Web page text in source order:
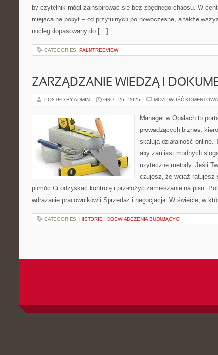
by czytelnik mógł zainspirować się bez zbędnego chaosu. W
miejsca na pobyt – od przytulnych po nowoczesne, a także
nocleg dopasowany do […]
CATEGORIES: PALMTREEVIEW
ZARZĄDZANIE WIEDZĄ I
POSTED BY ADMIN GRU - 26 - 2025 MOŻLIWOŚĆ
Manager w Opałach to
prowadzących biznes,
skalują działalność online.
aby zamiast modnych
użyteczne metody. Jeśli
czujesz, że wciąż ratujesz
pomóc Ci odzyskać kontrolę i przełożyć zamieszanie na plan.
wdrażanie pracowników i Sprzedaż i negocjacje. W świecie, w
CATEGORIES: HISTORIE I DOŚWIADCZENIA BUDUJĄCYCH